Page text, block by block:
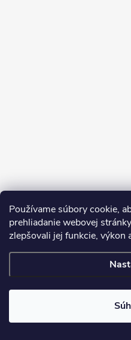
Používame súbory cookie,
prehliadanie webovej
zlepšovali jej funkcie, výkon
Sledovať na